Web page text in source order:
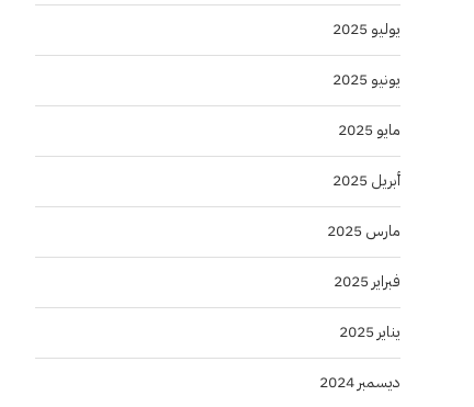
يوليو 2025
يونيو 2025
مايو 2025
أبريل 2025
مارس 2025
فبراير 2025
يناير 2025
ديسمبر 2024